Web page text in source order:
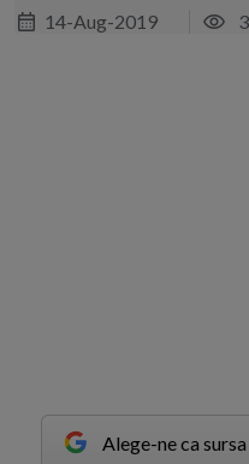
14-Aug-2019
Alege-ne ca